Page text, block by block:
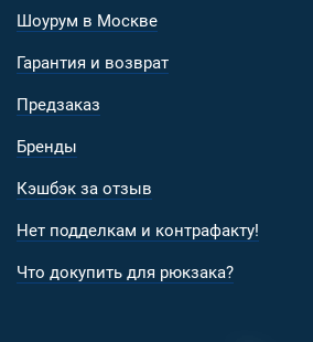
Шоурум в Москве
Гарантия и возврат
Предзаказ
Бренды
Кэшбэк за отзыв
Нет подделкам и контрафакту!
Что докупить для рюкзака?